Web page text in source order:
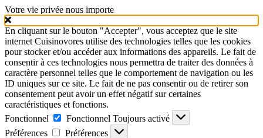
Votre vie privée nous importe
En cliquant sur le bouton "Accepter", vous acceptez que le site
internet Cuisinovores utilise des technologies telles que les cookies
pour stocker et/ou accéder aux informations des appareils. Le fait de
consentir à ces technologies nous permettra de traiter des données à
caractère personnel telles que le comportement de navigation ou les
ID uniques sur ce site. Le fait de ne pas consentir ou de retirer son
consentement peut avoir un effet négatif sur certaines
caractéristiques et fonctions.
Fonctionnel
Fonctionnel Toujours activé
Préférences
Préférences